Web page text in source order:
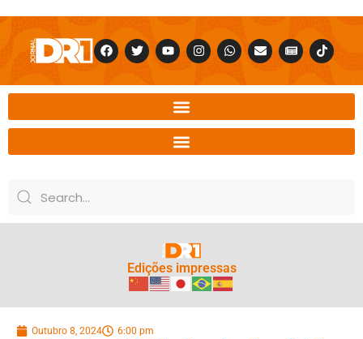
Edições impressas
Outubro 8, 2024 6:00 pm